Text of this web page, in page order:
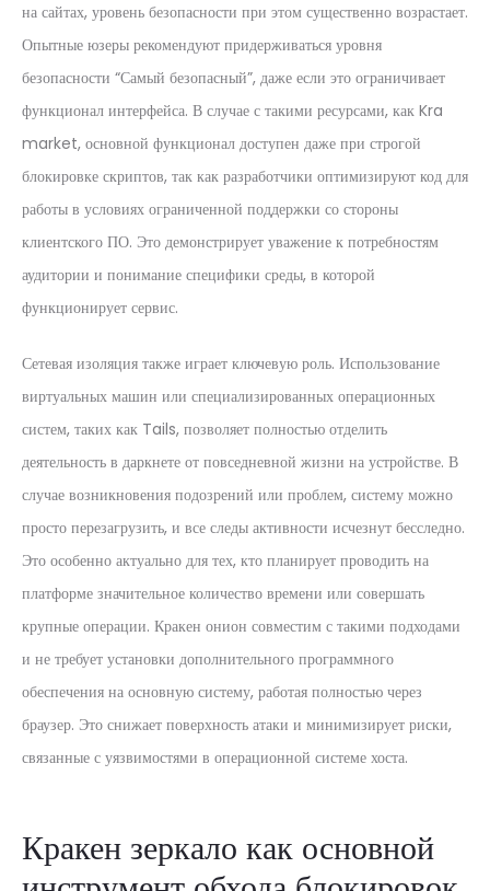
на сайтах, уровень безопасности при этом существенно возрастает.
Опытные юзеры рекомендуют придерживаться уровня
безопасности “Самый безопасный”, даже если это ограничивает
функционал интерфейса. В случае с такими ресурсами, как Kra
market, основной функционал доступен даже при строгой
блокировке скриптов, так как разработчики оптимизируют код для
работы в условиях ограниченной поддержки со стороны
клиентского ПО. Это демонстрирует уважение к потребностям
аудитории и понимание специфики среды, в которой
функционирует сервис.
Сетевая изоляция также играет ключевую роль. Использование
виртуальных машин или специализированных операционных
систем, таких как Tails, позволяет полностью отделить
деятельность в даркнете от повседневной жизни на устройстве. В
случае возникновения подозрений или проблем, систему можно
просто перезагрузить, и все следы активности исчезнут бесследно.
Это особенно актуально для тех, кто планирует проводить на
платформе значительное количество времени или совершать
крупные операции. Кракен онион совместим с такими подходами
и не требует установки дополнительного программного
обеспечения на основную систему, работая полностью через
браузер. Это снижает поверхность атаки и минимизирует риски,
связанные с уязвимостями в операционной системе хоста.
Кракен зеркало как основной